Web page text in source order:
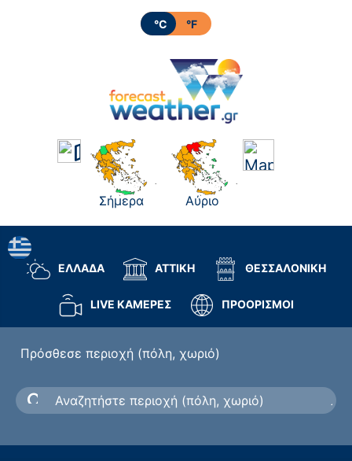
°C °F
Σήμερα Αύριο
ΕΛΛΑΔΑ ΑΤΤΙΚΗ ΘΕΣΣΑΛΟΝΙΚΗ
LIVE ΚΑΜΕΡΕΣ ΠΡΟΟΡΙΣΜΟΙ
Πρόσθεσε περιοχή (πόλη, χωριό)